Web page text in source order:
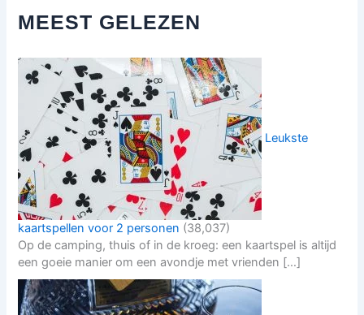
MEEST GELEZEN
Leukste
kaartspellen voor 2 personen (38,037)
Op de camping, thuis of in de kroeg: een kaartspel is altijd
een goeie manier om een avondje met vrienden […]